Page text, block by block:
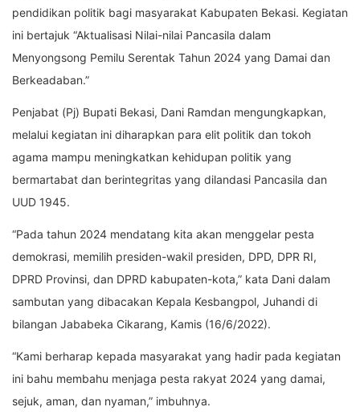
pendidikan politik bagi masyarakat Kabupaten Bekasi. Kegiatan
ini bertajuk “Aktualisasi Nilai-nilai Pancasila dalam
Menyongsong Pemilu Serentak Tahun 2024 yang Damai dan
Berkeadaban.”
Penjabat (Pj) Bupati Bekasi, Dani Ramdan mengungkapkan,
melalui kegiatan ini diharapkan para elit politik dan tokoh
agama mampu meningkatkan kehidupan politik yang
bermartabat dan berintegritas yang dilandasi Pancasila dan
UUD 1945.
“Pada tahun 2024 mendatang kita akan menggelar pesta
demokrasi, memilih presiden-wakil presiden, DPD, DPR RI,
DPRD Provinsi, dan DPRD kabupaten-kota,” kata Dani dalam
sambutan yang dibacakan Kepala Kesbangpol, Juhandi di
bilangan Jababeka Cikarang, Kamis (16/6/2022).
“Kami berharap kepada masyarakat yang hadir pada kegiatan
ini bahu membahu menjaga pesta rakyat 2024 yang damai,
sejuk, aman, dan nyaman,” imbuhnya.